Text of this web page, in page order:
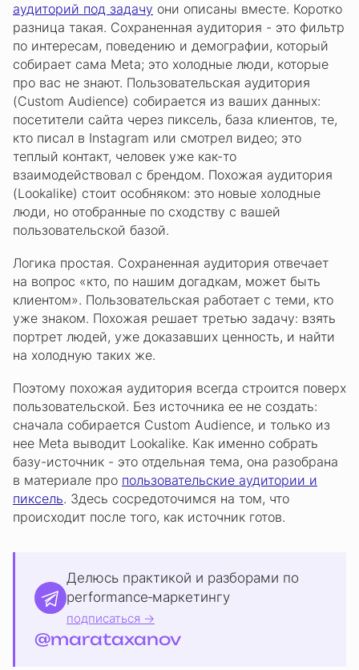
аудиторий под задачу они описаны вместе. Коротко
разница такая. Сохраненная аудитория - это фильтр
по интересам, поведению и демографии, который
собирает сама Meta; это холодные люди, которые
про вас не знают. Пользовательская аудитория
(Custom Audience) собирается из ваших данных:
посетители сайта через пиксель, база клиентов, те,
кто писал в Instagram или смотрел видео; это
теплый контакт, человек уже как-то
взаимодействовал с брендом. Похожая аудитория
(Lookalike) стоит особняком: это новые холодные
люди, но отобранные по сходству с вашей
пользовательской базой.
Логика простая. Сохраненная аудитория отвечает
на вопрос «кто, по нашим догадкам, может быть
клиентом». Пользовательская работает с теми, кто
уже знаком. Похожая решает третью задачу: взять
портрет людей, уже доказавших ценность, и найти
на холодную таких же.
Поэтому похожая аудитория всегда строится поверх
пользовательской. Без источника ее не создать:
сначала собирается Custom Audience, и только из
нее Meta выводит Lookalike. Как именно собрать
базу-источник - это отдельная тема, она разобрана
в материале про пользовательские аудитории и
пиксель. Здесь сосредоточимся на том, что
происходит после того, как источник готов.
Делюсь практикой и разборами по
performance‑маркетингу
подписаться →
@marataxanov